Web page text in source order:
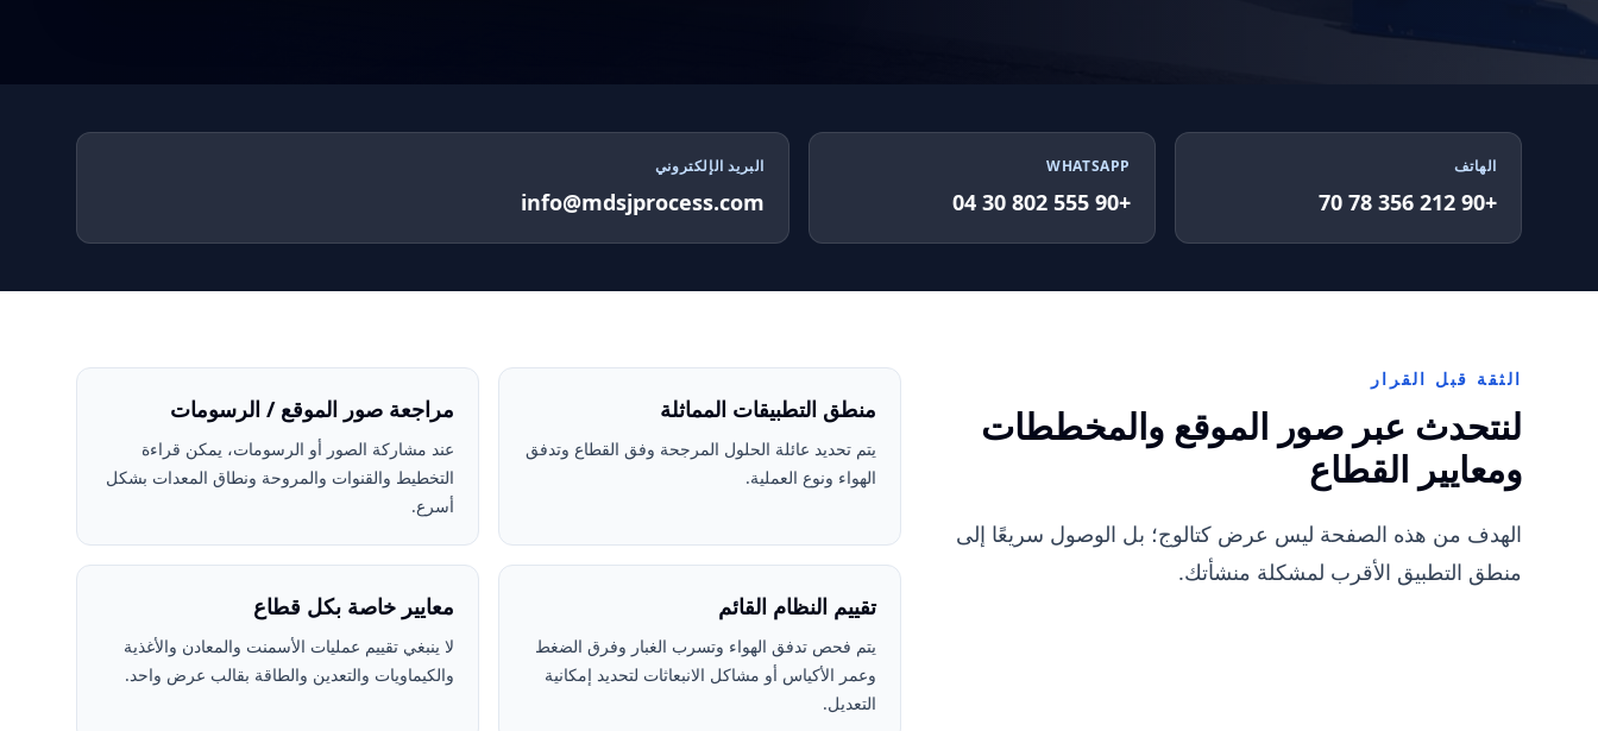
الهاتف
+90 212 356 78 70
WHATSAPP
+90 555 802 30 04
البريد الإلكتروني
info@mdsjprocess.com
الثقة قبل القرار
لنتحدث عبر صور الموقع والمخططات
ومعايير القطاع
الهدف من هذه الصفحة ليس عرض كتالوج؛ بل الوصول سريعًا إلى
منطق التطبيق الأقرب لمشكلة منشأتك.
منطق التطبيقات المماثلة
يتم تحديد عائلة الحلول المرجحة وفق القطاع وتدفق
الهواء ونوع العملية.
مراجعة صور الموقع / الرسومات
عند مشاركة الصور أو الرسومات، يمكن قراءة
التخطيط والقنوات والمروحة ونطاق المعدات بشكل
أسرع.
تقييم النظام القائم
يتم فحص تدفق الهواء وتسرب الغبار وفرق الضغط
وعمر الأكياس أو مشاكل الانبعاثات لتحديد إمكانية
التعديل.
معايير خاصة بكل قطاع
لا ينبغي تقييم عمليات الأسمنت والمعادن والأغذية
والكيماويات والتعدين والطاقة بقالب عرض واحد.